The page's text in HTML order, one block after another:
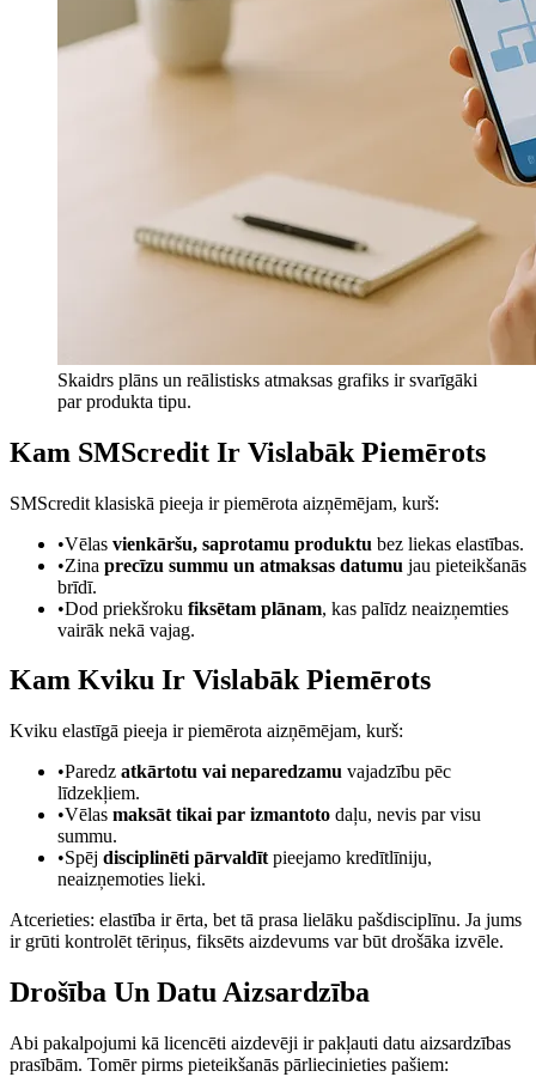
Skaidrs plāns un reālistisks atmaksas grafiks ir svarīgāki
par produkta tipu.
Kam SMScredit Ir Vislabāk Piemērots
SMScredit klasiskā pieeja ir piemērota aizņēmējam, kurš:
•Vēlas vienkāršu, saprotamu produktu bez liekas elastības.
•Zina precīzu summu un atmaksas datumu jau pieteikšanās
brīdī.
•Dod priekšroku fiksētam plānam, kas palīdz neaizņemties
vairāk nekā vajag.
Kam Kviku Ir Vislabāk Piemērots
Kviku elastīgā pieeja ir piemērota aizņēmējam, kurš:
•Paredz atkārtotu vai neparedzamu vajadzību pēc
līdzekļiem.
•Vēlas maksāt tikai par izmantoto daļu, nevis par visu
summu.
•Spēj disciplinēti pārvaldīt pieejamo kredītlīniju,
neaizņemoties lieki.
Atcerieties: elastība ir ērta, bet tā prasa lielāku pašdisciplīnu. Ja jums
ir grūti kontrolēt tēriņus, fiksēts aizdevums var būt drošāka izvēle.
Drošība Un Datu Aizsardzība
Abi pakalpojumi kā licencēti aizdevēji ir pakļauti datu aizsardzības
prasībām. Tomēr pirms pieteikšanās pārliecinieties pašiem: